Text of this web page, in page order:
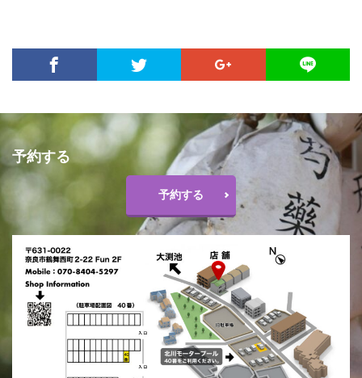
予約する
予約する